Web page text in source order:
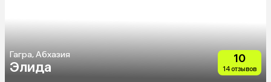
Гагра, Абхазия
Элида
10
14 отзывов